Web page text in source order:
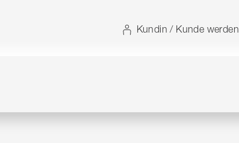
Kundin / Kunde werden